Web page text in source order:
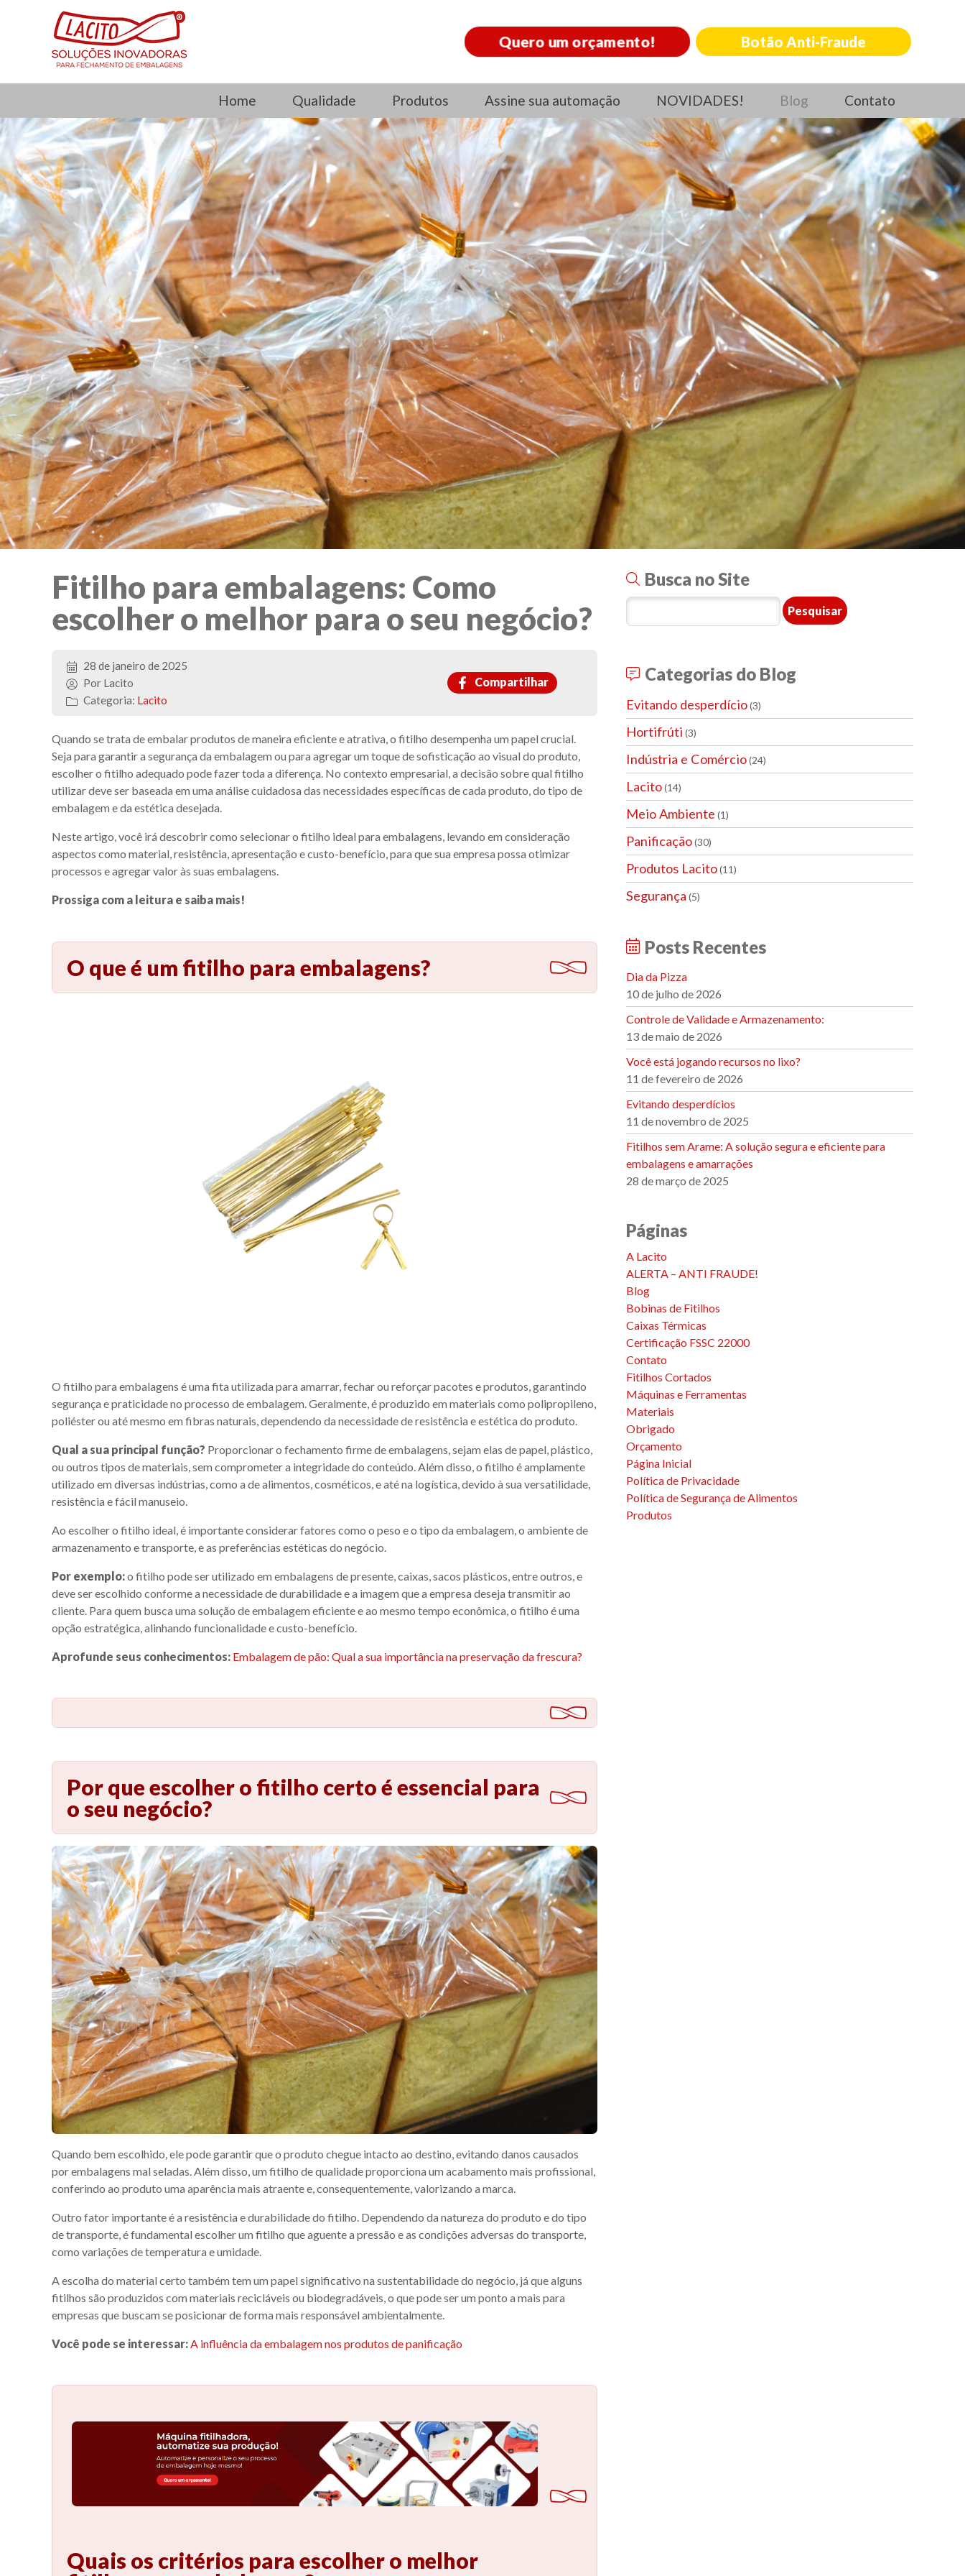
Quero um orçamento! Botão Anti-Fraude
Home Qualidade Produtos Assine sua automação NOVIDADES! Blog Contato
Fitilho para embalagens: Como
escolher o melhor para o seu negócio?
28 de janeiro de 2025
Por Lacito
Categoria: Lacito
Compartilhar
Quando se trata de embalar produtos de maneira eficiente e atrativa, o fitilho desempenha um papel crucial.
Seja para garantir a segurança da embalagem ou para agregar um toque de sofisticação ao visual do produto,
escolher o fitilho adequado pode fazer toda a diferença. No contexto empresarial, a decisão sobre qual fitilho
utilizar deve ser baseada em uma análise cuidadosa das necessidades específicas de cada produto, do tipo de
embalagem e da estética desejada.
Neste artigo, você irá descobrir como selecionar o fitilho ideal para embalagens, levando em consideração
aspectos como material, resistência, apresentação e custo-benefício, para que sua empresa possa otimizar
processos e agregar valor às suas embalagens.
Prossiga com a leitura e saiba mais!
O que é um fitilho para embalagens?
O fitilho para embalagens é uma fita utilizada para amarrar, fechar ou reforçar pacotes e produtos, garantindo
segurança e praticidade no processo de embalagem. Geralmente, é produzido em materiais como polipropileno,
poliéster ou até mesmo em fibras naturais, dependendo da necessidade de resistência e estética do produto.
Qual a sua principal função? Proporcionar o fechamento firme de embalagens, sejam elas de papel, plástico,
ou outros tipos de materiais, sem comprometer a integridade do conteúdo. Além disso, o fitilho é amplamente
utilizado em diversas indústrias, como a de alimentos, cosméticos, e até na logística, devido à sua versatilidade,
resistência e fácil manuseio.
Ao escolher o fitilho ideal, é importante considerar fatores como o peso e o tipo da embalagem, o ambiente de
armazenamento e transporte, e as preferências estéticas do negócio.
Por exemplo:o fitilho pode ser utilizado em embalagens de presente, caixas, sacos plásticos, entre outros, e
deve ser escolhido conforme a necessidade de durabilidade e a imagem que a empresa deseja transmitir ao
cliente. Para quem busca uma solução de embalagem eficiente e ao mesmo tempo econômica, o fitilho é uma
opção estratégica, alinhando funcionalidade e custo-benefício.
Aprofunde seus conhecimentos: Embalagem de pão: Qual a sua importância na preservação da frescura?
Por que escolher o fitilho certo é essencial para
o seu negócio?
Quando bem escolhido, ele pode garantir que o produto chegue intacto ao destino, evitando danos causados
por embalagens mal seladas. Além disso, um fitilho de qualidade proporciona um acabamento mais profissional,
conferindo ao produto uma aparência mais atraente e, consequentemente, valorizando a marca.
Outro fator importante é a resistência e durabilidade do fitilho. Dependendo da natureza do produto e do tipo
de transporte, é fundamental escolher um fitilho que aguente a pressão e as condições adversas do transporte,
como variações de temperatura e umidade.
A escolha do material certo também tem um papel significativo na sustentabilidade do negócio, já que alguns
fitilhos são produzidos com materiais recicláveis ou biodegradáveis, o que pode ser um ponto a mais para
empresas que buscam se posicionar de forma mais responsável ambientalmente.
Você pode se interessar:A influência da embalagem nos produtos de panificação
Quais os critérios para escolher o melhor
Busca no Site
Categorias do Blog
Evitando desperdício(3)
Hortifrúti (3)
Indústria e Comércio(24)
Lacito(14)
Meio Ambiente (1)
Panificação(30)
Produtos Lacito(11)
Segurança (5)
Posts Recentes
Dia da Pizza
10 de julho de 2026
Controle de Validade e Armazenamento:
13 de maio de 2026
Você está jogando recursos no lixo?
11 de fevereiro de 2026
Evitando desperdícios
11 de novembro de 2025
Fitilhos sem Arame: A solução segura e eficiente para
embalagens e amarrações
28 de março de 2025
Páginas
A Lacito
ALERTA – ANTI FRAUDE!
Blog
Bobinas de Fitilhos
Caixas Térmicas
Certificação FSSC 22000
Contato
Fitilhos Cortados
Máquinas e Ferramentas
Materiais
Obrigado
Orçamento
Página Inicial
Política de Privacidade
Política de Segurança de Alimentos
Produtos